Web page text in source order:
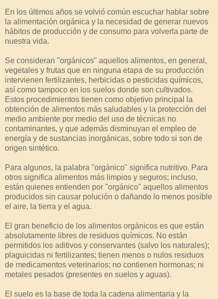
En los últimos años se volvió común escuchar hablar sobre
la alimentación orgánica y la necesidad de generar nuevos
hábitos de producción y de consumo para volverla parte de
nuestra vida.
Se consideran "orgánicos" aquellos alimentos, en general,
vegetales y frutas que en ninguna etapa de su producción
intervienen fertilizantes, herbicidas o pesticidas químicos,
así como tampoco en los suelos donde son cultivados.
Estos procedimientos tienen como objetivo principal la
obtención de alimentos más saludables y la protección del
medio ambiente por medio del uso de técnicas no
contaminantes, y que además disminuyan el empleo de
energía y de sustancias inorgánicas, sobre todo si son de
origen sintético.
Para algunos, la palabra "orgánico" significa nutritivo. Para
otros significa alimentos más limpios y seguros; incluso,
están quienes entienden por "orgánico" aquellos alimentos
producidos sin causar polución o dañando lo menos posible
el aire, la tierra y el agua.
El gran beneficio de los alimentos orgánicos es que están
absolutamente libres de residuos químicos. No están
permitidos los aditivos y conservantes (salvo los naturales);
plaguicidas ni fertilizantes; tienen menos o nulos residuos
de medicamentos veterinarios; no contienen hormonas; ni
metales pesados (presentes en suelos y aguas).
El suelo es la base de toda la cadena alimentaria y la